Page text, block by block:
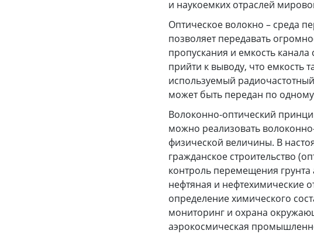
и наукоемких отраслей
Оптическое волокно – среда
позволяет передавать
пропускания и емкость канала
прийти к выводу, что емкость
используемый
может быть передан по
Волоконно-оптический
можно реализовать
физической величины. В
гражданское строительство
контроль перемещения грунта
нефтяная и нефтехимические
определение химического
мониторинг и охрана
аэрокосмическая